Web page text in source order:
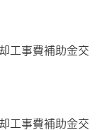
工事費補助金交
工事費補助金交